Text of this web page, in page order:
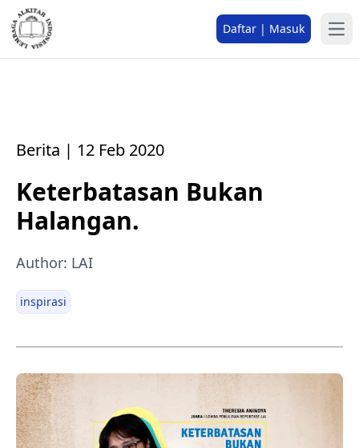
Daftar | Masuk
Berita | 12 Feb 2020
Keterbatasan Bukan
Halangan.
Author: LAI
inspirasi